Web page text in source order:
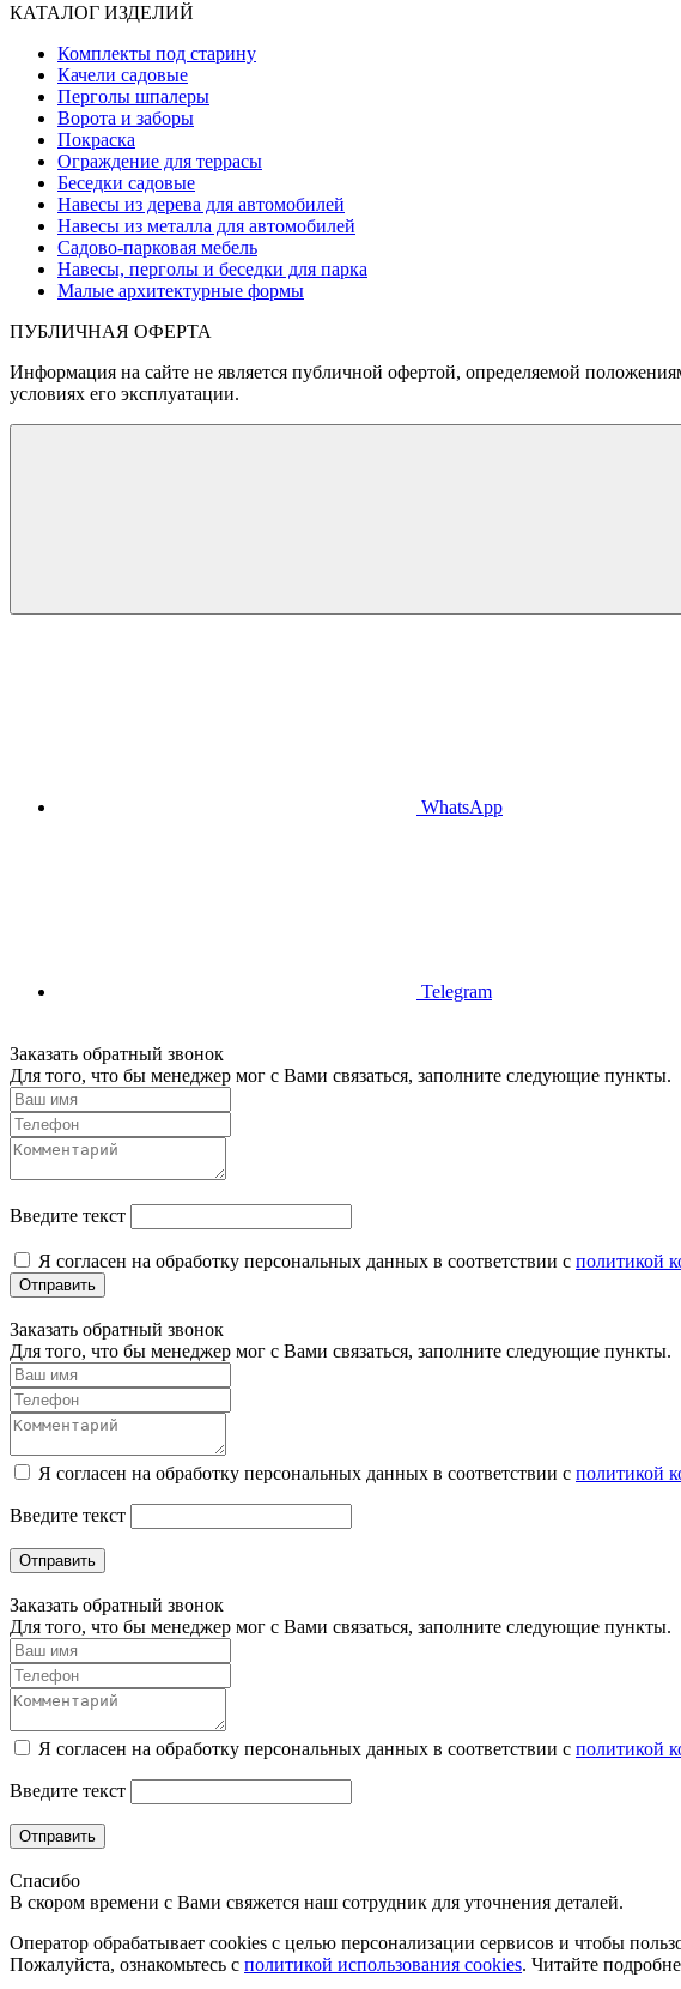
КАТАЛОГ ИЗДЕЛИЙ
Комплекты под старину
Качели садовые
Перголы шпалеры
Ворота и заборы
Покраска
Ограждение для террасы
Беседки садовые
Навесы из дерева для автомобилей
Навесы из металла для автомобилей
Садово-парковая мебель
Навесы, перголы и беседки для парка
Малые архитектурные формы
ПУБЛИЧНАЯ ОФЕРТА
Информация на сайте не является публичной офертой, определяемой
условиях его эксплуатации.
WhatsApp
Telegram
Заказать обратный звонок
Для того, что бы менеджер мог с Вами связаться, заполните следующие пункты.
Введите текст
Я согласен на обработку персональных данных в соответствии с политикой
Отправить
Заказать обратный звонок
Для того, что бы менеджер мог с Вами связаться, заполните следующие пункты.
Я согласен на обработку персональных данных в соответствии с политикой
Введите текст
Отправить
Заказать обратный звонок
Для того, что бы менеджер мог с Вами связаться, заполните следующие пункты.
Я согласен на обработку персональных данных в соответствии с политикой
Введите текст
Отправить
Спасибо
В скором времени с Вами свяжется наш сотрудник для уточнения деталей.
Оператор обрабатывает cookies с целью персонализации сервисов и чтобы
Пожалуйста, ознакомьтесь с политикой использования cookies. Читайте